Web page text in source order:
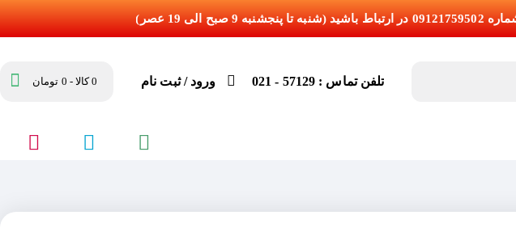
تلفن تماس : 57129 - 021 ورود / ثبت نام 0 کالا - 0 تومان